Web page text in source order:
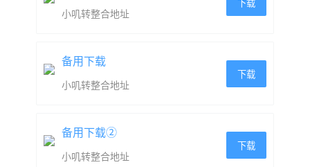
小叽转整合地址
下载
备用下载
小叽转整合地址
下载
备用下载②
小叽转整合地址
下载